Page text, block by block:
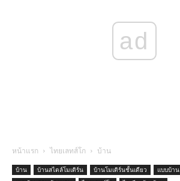
ad
หน้าแรก ไทยเลทส์โก บ้าน
บ้าน บ้านสไตล์โมเดิร์น บ้านโมเดิร์นชั้นเดียว แบบบ้าน